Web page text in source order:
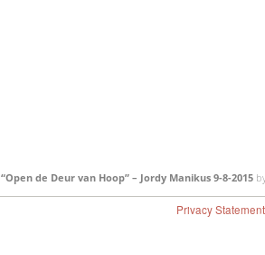
“Open de Deur van Hoop” – Jordy Manikus 9-8-2015
Privacy Statement